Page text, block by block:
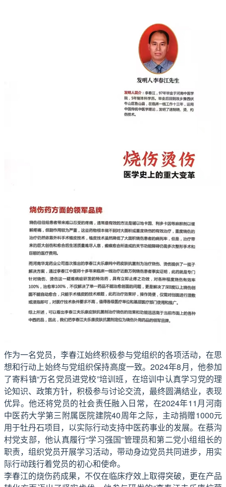
作为一名党员，李春江始终积极参与党组织的各项活动，在思
想和行动上始终与党组织保持高度一致。2024年8月，他参加
了寄料镇“万名党员进党校”培训班，在培训中认真学习党的理
论知识、政策方针，积极参与讨论交流，最终圆满结业，表现
优异。他还将党员的社会责任融入日常，在2024年11月河南
中医药大学第三附属医院建院40周年之际，主动捐赠1000元
用于牡丹石项目，以实际行动支持中医药事业的发展。在蔡沟
村党支部，他认真履行“学习强国”管理员和第二党小组组长的
职责，组织党员开展学习活动，带动身边党员共同进步，用实
际行动践行着党员的初心和使命。
李春江的烧伤药成果，不仅在临床疗效上取得突破，更在产品